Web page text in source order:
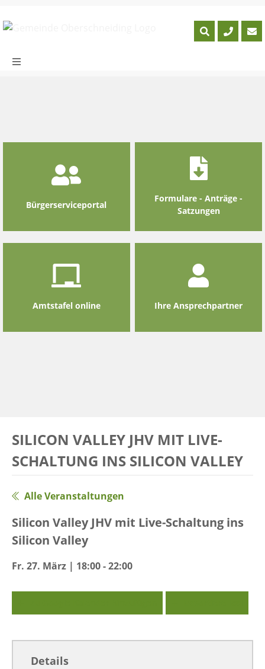
content
Bürgerserviceportal
Formulare - Anträge -
Satzungen
Amtstafel online Ihre Ansprechpartner
SILICON VALLEY JHV MIT LIVE-
SCHALTUNG INS SILICON VALLEY
Alle Veranstaltungen
Silicon Valley JHV mit Live-Schaltung ins
Silicon Valley
Fr. 27. März | 18:00 - 22:00
Details